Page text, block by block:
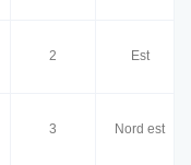
2 Est
3 Nord est